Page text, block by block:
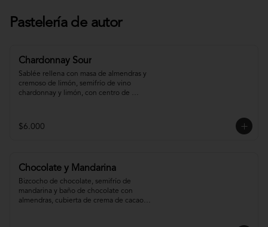
Pastelería de autor
Chardonnay Sour
Sablée rellena con masa de almendras y
cremoso de limón, semifrío de vino
chardonnay y limón, con centro de
$6.000
Chocolate y Mandarina
Bizcocho de chocolate, semifrío de
mandarina y baño de chocolate con
almendras, cubierta de crema de cacao y